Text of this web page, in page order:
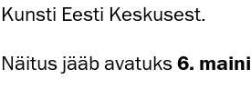
Kunsti Eesti Keskusest.
Näitus jääb avatuks6. maini